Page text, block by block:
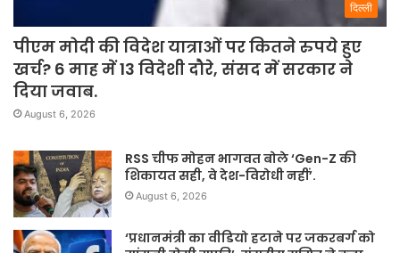
दिल्ली
पीएम मोदी की विदेश यात्राओं पर कितने रुपये हुए
खर्च? 6 माह में 13 विदेशी दौरे, संसद में सरकार ने
दिया जवाब.
August 6, 2026
RSS चीफ मोहन भागवत बोले ‘Gen-Z की
शिकायत सही, वे देश-विरोधी नहीं’.
August 6, 2026
‘प्रधानमंत्री का वीडियो हटाने पर जकरबर्ग को